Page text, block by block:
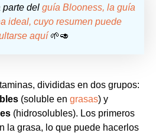
parte del guía Blooness, la guía
ideal, cuyo resumen puede
aquí 🌱🥑
divididas en dos grupos:
(soluble en grasas) y
(hidrosolubles). Los primeros
la grasa, lo que puede hacerlos